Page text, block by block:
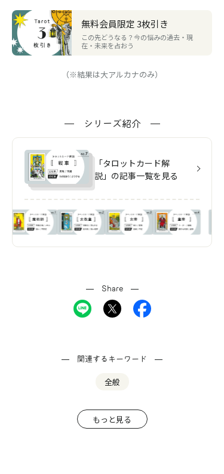
無料会員限定 3枚引き
この先どうなる？今の悩みの過去・現
在・未来を占おう
（※結果は大アルカナのみ）
シリーズ紹介
「タロットカード解
説」の記事一覧を見る
Share
関連するキーワード
全般
もっと見る